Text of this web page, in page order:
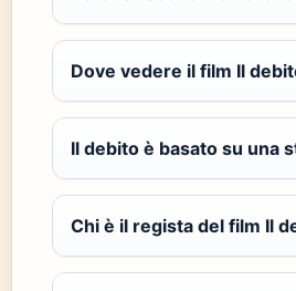
Dove vedere il film Il
Il debito è basato su una
Chi è il regista del film Il